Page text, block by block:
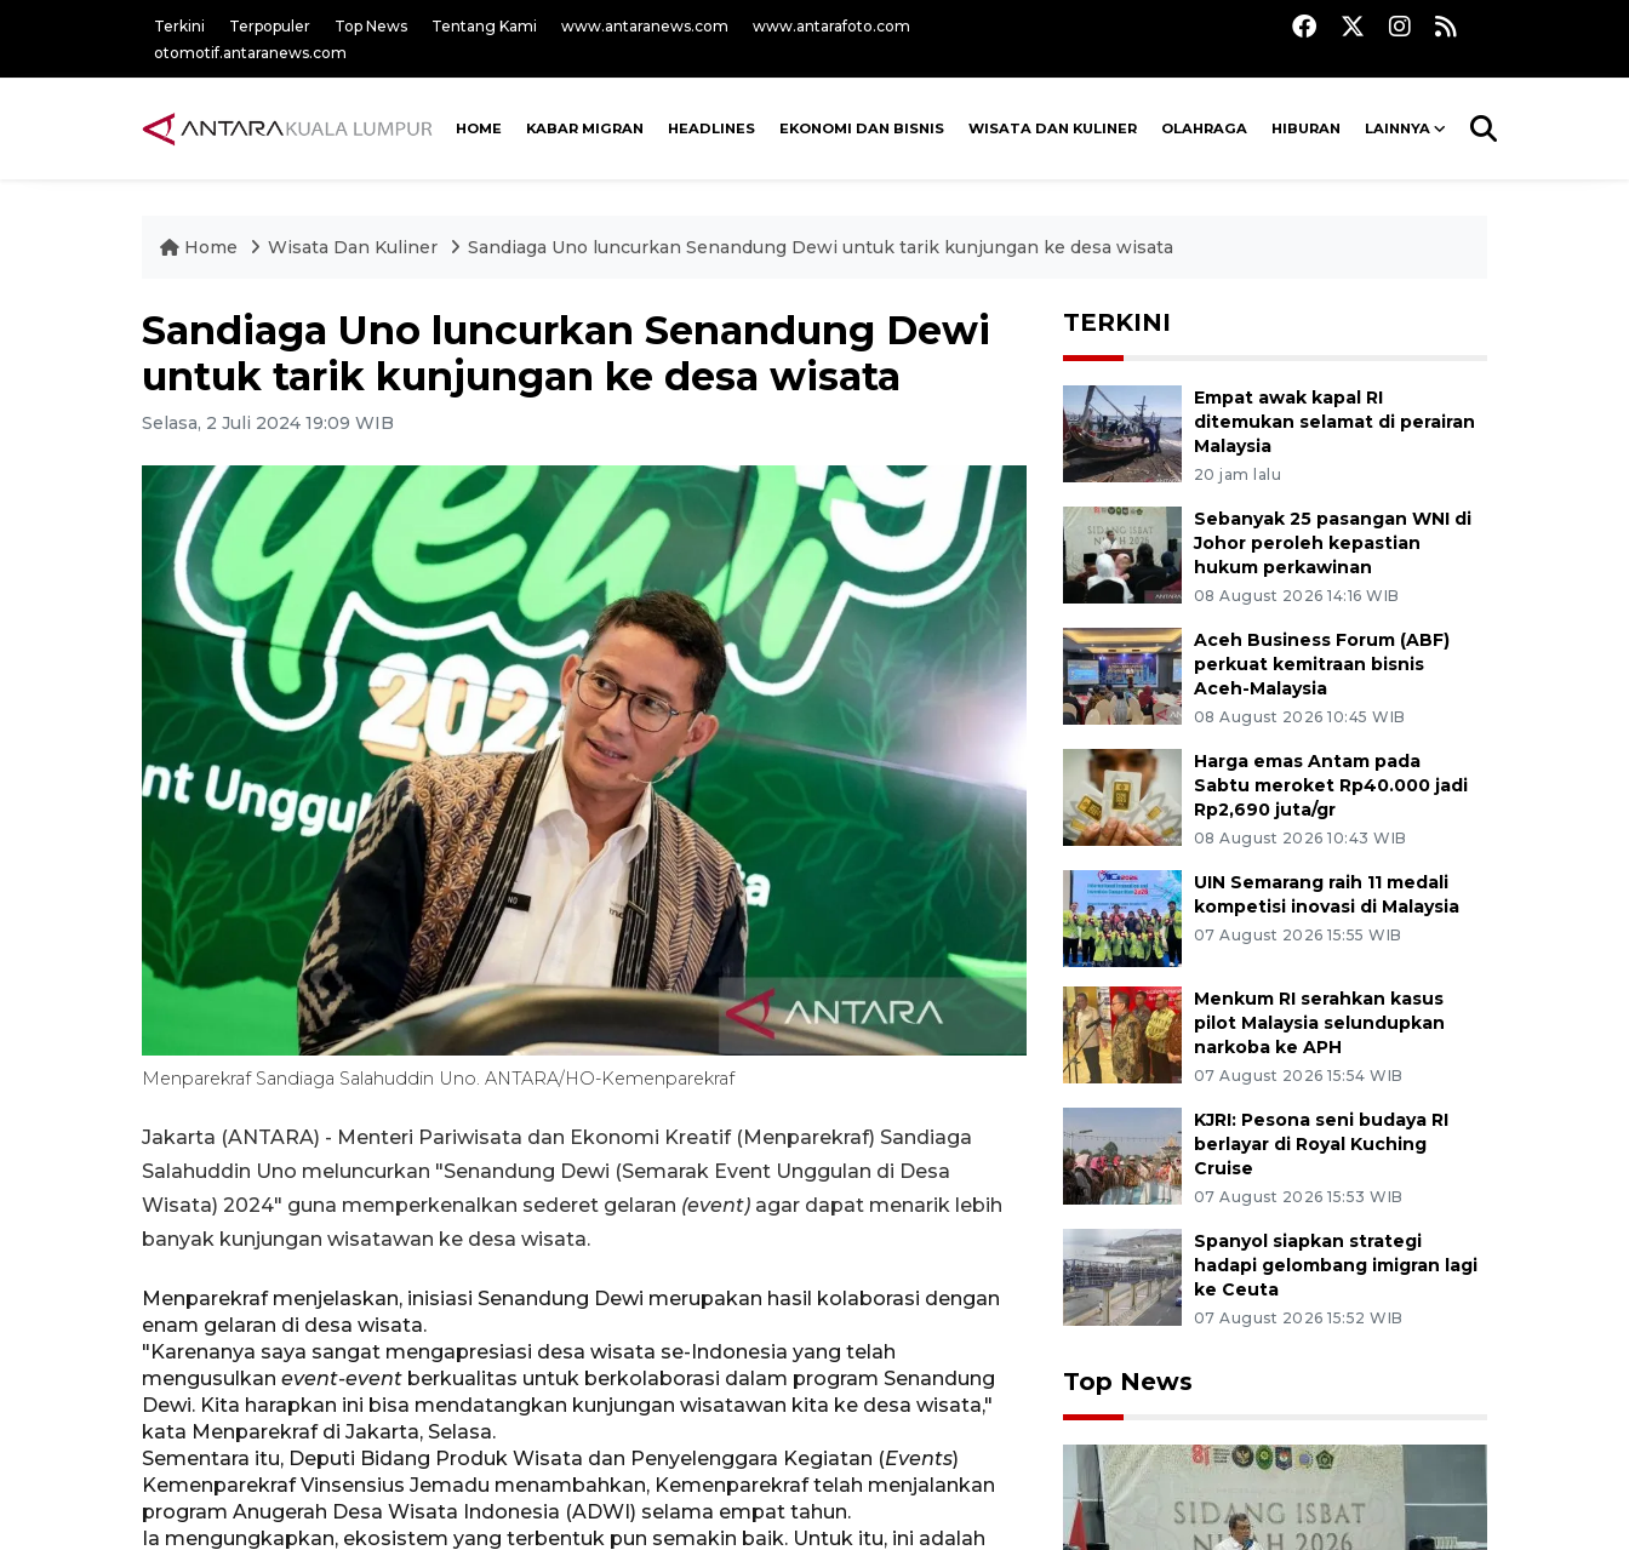
Terkini Terpopuler Top News Tentang Kami www.antaranews.com
www.antarafoto.com
otomotif.antaranews.com
HOME KABAR MIGRAN HEADLINES EKONOMI DAN BISNIS WISATA DAN KULINER OLAHRAGA HIBURAN LAINNYA
Home Wisata Dan Kuliner Sandiaga Uno luncurkan Senandung Dewi untuk tarik kunjungan ke desa wisata
Sandiaga Uno luncurkan Senandung Dewi
untuk tarik kunjungan ke desa wisata
Selasa, 2 Juli 2024 19:09 WIB
Menparekraf Sandiaga Salahuddin Uno. ANTARA/HO-Kemenparekraf
Jakarta (ANTARA) - Menteri Pariwisata dan Ekonomi Kreatif (Menparekraf) Sandiaga
Salahuddin Uno meluncurkan "Senandung Dewi (Semarak Event Unggulan di Desa
Wisata) 2024" guna memperkenalkan sederet gelaran (event) agar dapat menarik lebih
banyak kunjungan wisatawan ke desa wisata.
Menparekraf menjelaskan, inisiasi Senandung Dewi merupakan hasil kolaborasi dengan
enam gelaran di desa wisata.
"Karenanya saya sangat mengapresiasi desa wisata se-Indonesia yang telah
mengusulkan event-event berkualitas untuk berkolaborasi dalam program Senandung
Dewi. Kita harapkan ini bisa mendatangkan kunjungan wisatawan kita ke desa wisata,"
kata Menparekraf di Jakarta, Selasa.
Sementara itu, Deputi Bidang Produk Wisata dan Penyelenggara Kegiatan (Events)
Kemenparekraf Vinsensius Jemadu menambahkan, Kemenparekraf telah menjalankan
program Anugerah Desa Wisata Indonesia (ADWI) selama empat tahun.
Ia mengungkapkan, ekosistem yang terbentuk pun semakin baik. Untuk itu, ini adalah
TERKINI
Empat awak kapal RI
ditemukan selamat di perairan
Malaysia
20 jam lalu
Sebanyak 25 pasangan WNI di
Johor peroleh kepastian
hukum perkawinan
08 August 2026 14:16 WIB
Aceh Business Forum (ABF)
perkuat kemitraan bisnis
Aceh-Malaysia
08 August 2026 10:45 WIB
Harga emas Antam pada
Sabtu meroket Rp40.000 jadi
Rp2,690 juta/gr
08 August 2026 10:43 WIB
UIN Semarang raih 11 medali
kompetisi inovasi di Malaysia
07 August 2026 15:55 WIB
Menkum RI serahkan kasus
pilot Malaysia selundupkan
narkoba ke APH
07 August 2026 15:54 WIB
KJRI: Pesona seni budaya RI
berlayar di Royal Kuching
Cruise
07 August 2026 15:53 WIB
Spanyol siapkan strategi
hadapi gelombang imigran lagi
ke Ceuta
07 August 2026 15:52 WIB
Top News